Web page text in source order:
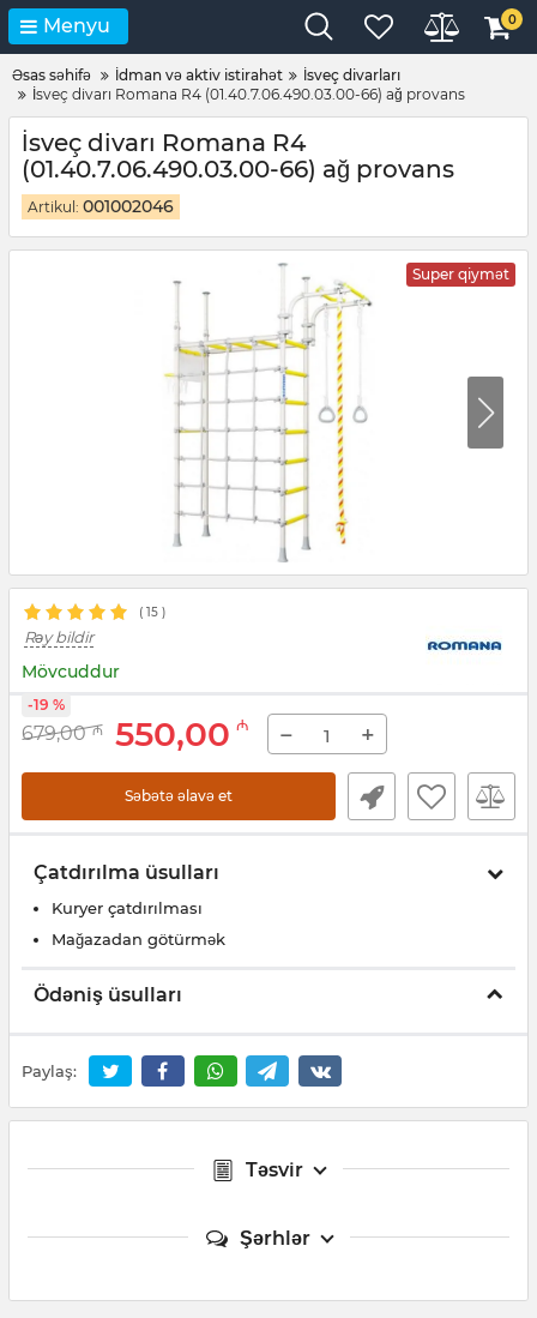
Menyu 0
Əsas səhifə İdman və aktiv istirahət
İsveç divarları
İsveç divarı Romana R4 (01.40.7.06.490.03.00-66) ağ provans
İsveç divarı Romana R4
(01.40.7.06.490.03.00-66) ağ provans
Artikul: 001002046
Super qiymət
( 15 )
Rəy bildir
Mövcuddur
679,00 ₼ 550,00 ₼
-19 %
− +
Səbətə əlavə et
Çatdırılma üsulları
Kuryer çatdırılması
Mağazadan götürmək
Ödəniş üsulları
Paylaş:
Təsvir
Şərhlər